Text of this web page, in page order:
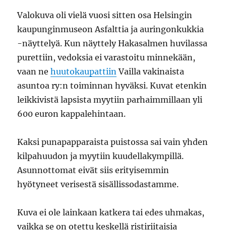
Valokuva oli vielä vuosi sitten osa Helsingin
kaupunginmuseon Asfalttia ja auringonkukkia
-näyttelyä. Kun näyttely Hakasalmen huvilassa
purettiin, vedoksia ei varastoitu minnekään,
vaan nehuutokaupattiinVailla vakinaista
asuntoa ry:n toiminnan hyväksi. Kuvat etenkin
leikkivistä lapsista myytiin parhaimmillaan yli
600 euron kappalehintaan.
Kaksi punapapparaista puistossa sai vain yhden
kilpahuudon ja myytiin kuudellakympillä.
Asunnottomat eivät siis erityisemmin
hyötyneet verisestä sisällissodastamme.
Kuva ei ole lainkaan katkera tai edes uhmakas,
vaikka se on otettu keskellä ristiriitaisia